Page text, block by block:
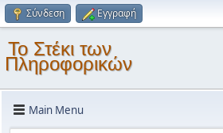
Σύνδεση Εγγραφή
Το Στέκι των
Πληροφορικών
Main Menu